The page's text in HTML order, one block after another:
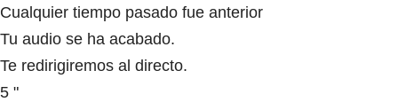
Cualquier tiempo pasado fue anterior
Tu audio se ha acabado.
Te redirigiremos al directo.
5 "